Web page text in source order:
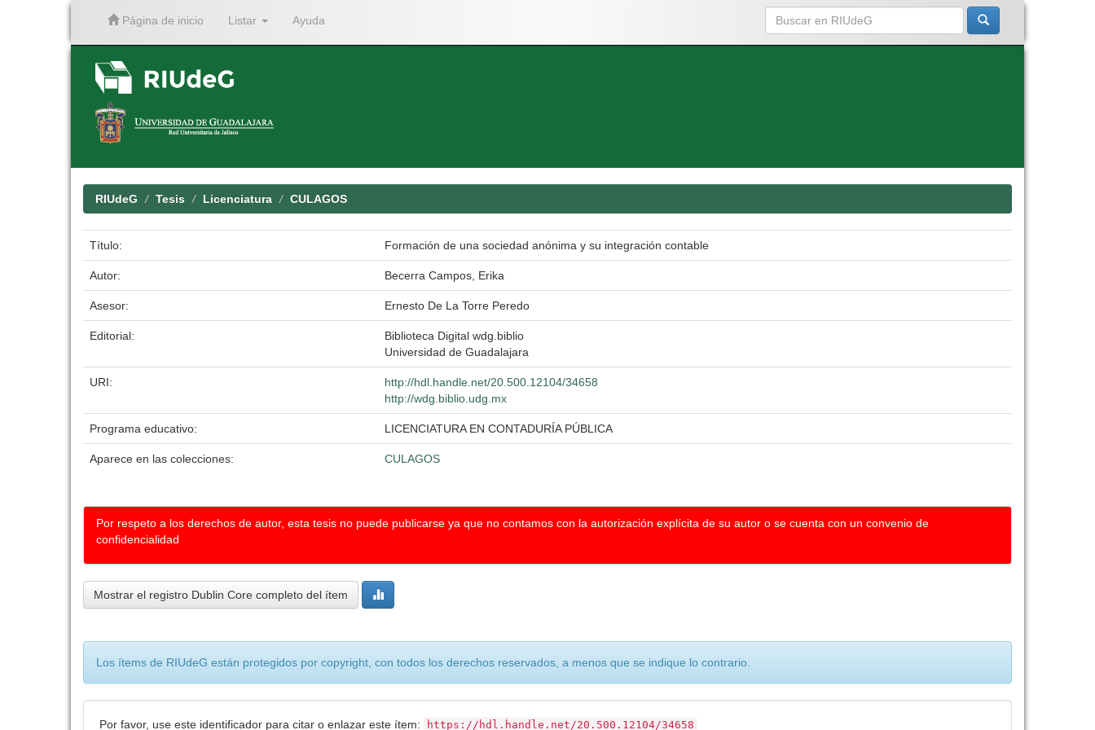
Página de inicio Listar Ayuda
RIUdeG Tesis Licenciatura CULAGOS
Título: Formación de una sociedad anónima y su integración contable
Autor: Becerra Campos, Erika
Asesor: Ernesto De La Torre Peredo
Editorial:
Biblioteca Digital wdg.biblio
Universidad de Guadalajara
URI:
http://hdl.handle.net/20.500.12104/34658
http://wdg.biblio.udg.mx
Programa educativo: LICENCIATURA EN CONTADURÍA PÚBLICA
Aparece en las colecciones: CULAGOS
Por respeto a los derechos de autor, esta tesis no puede publicarse ya que no contamos con la autorización explícita de su autor o se cuenta con un convenio de
confidencialidad
Mostrar el registro Dublin Core completo del ítem
Los ítems de RIUdeG están protegidos por copyright, con todos los derechos reservados, a menos que se indique lo contrario.
Por favor, use este identificador para citar o enlazar este ítem: https://hdl.handle.net/20.500.12104/34658